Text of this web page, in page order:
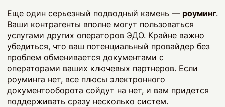
Еще один серьезный подводный камень — роуминг.
Ваши контрагенты вполне могут пользоваться
услугами других операторов ЭДО. Крайне важно
убедиться, что ваш потенциальный провайдер без
проблем обменивается документами с
операторами ваших ключевых партнеров. Если
роуминга нет, все плюсы электронного
документооборота сойдут на нет, и вам придется
поддерживать сразу несколько систем.